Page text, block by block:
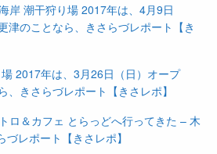
岸 潮干狩り場 2017年は、4月9日
津のことなら、きさらづレポート【き
2017年は、3月26日（日）オープ
、きさらづレポート【きさレポ】
ロ＆カフェ とらっどへ行ってきた – 木
レポート【きさレポ】